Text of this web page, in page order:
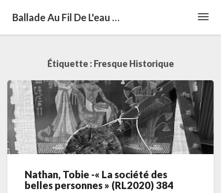
Ballade Au Fil De L'eau …
Étiquette : Fresque Historique
Nathan,
Tobie
Nathan, Tobie -« La société des
belles personnes » (RL2020) 384